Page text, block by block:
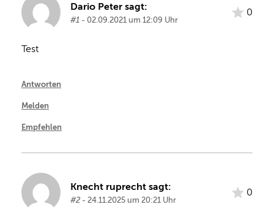
Dario Peter sagt:
#1 - 02.09.2021 um 12:09 Uhr
0
Test
Antworten
Melden
Empfehlen
Knecht ruprecht sagt:
#2 - 24.11.2025 um 20:21 Uhr
0